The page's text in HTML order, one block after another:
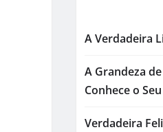
A Verdadeira
A Grandeza
Conhece o
Verdadeira